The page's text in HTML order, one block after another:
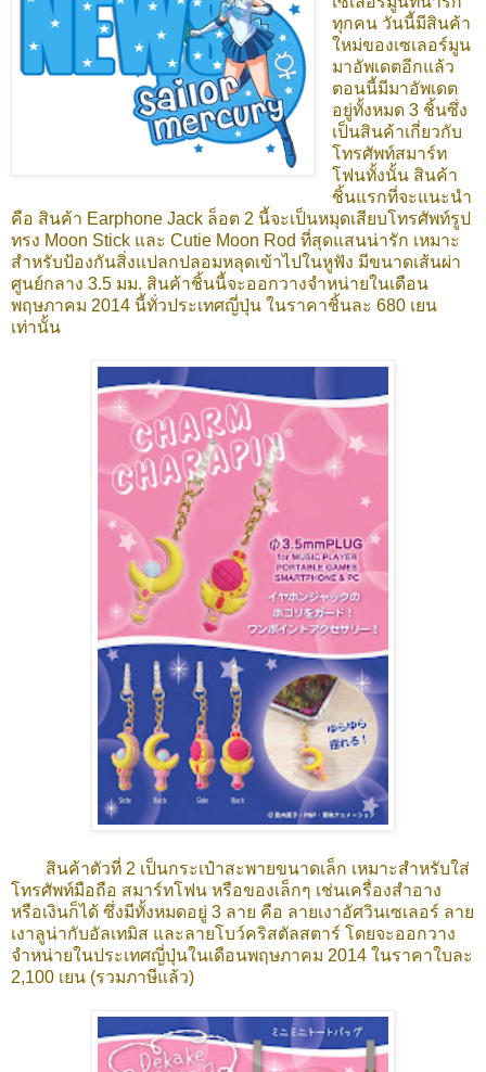
ทุกคน วันนี้มีสินค้า
ใหม่ของเซเลอร์มูน
มาอัพเดตอีกแล้ว
ตอนนี้มีมาอัพเดต
อยู่ทั้งหมด 3 ชิ้นซึ่ง
เป็นสินค้าเกี่ยวกับ
โทรศัพท์สมาร์ท
โฟนทั้งนั้น สินค้า
ชิ้นแรกที่จะแนะนำ
คือ สินค้า Earphone Jack ล็อต 2 นี้จะเป็นหมุดเสียบโทรศัพท์รูป
ทรง Moon Stick และ Cutie Moon Rod ที่สุดแสนน่ารัก เหมาะ
สำหรับป้องกันสิ่งแปลกปลอมหลุดเข้าไปในหูฟัง มีขนาดเส้นผ่า
ศูนย์กลาง 3.5 มม. สินค้าชิ้นนี้จะออกวางจำหน่ายในเดือน
พฤษภาคม 2014 นี้ทั่วประเทศญี่ปุ่น ในราคาชิ้นละ 680 เยน
เท่านั้น
สินค้าตัวที่ 2 เป็นกระเป๋าสะพายขนาดเล็ก เหมาะสำหรับใส่
โทรศัพท์มือถือ สมาร์ทโฟน หรือของเล็กๆ เช่นเครื่องสำอาง
หรือเงินก็ได้ ซึ่งมีทั้งหมดอยู่ 3 ลาย คือ ลายเงาอัศวินเซเลอร์ ลาย
เงาลูน่ากับอัลเทมิส และลายโบว์คริสตัลสตาร์ โดยจะออกวาง
จำหน่ายในประเทศญี่ปุ่นในเดือนพฤษภาคม 2014 ในราคาใบละ
2,100 เยน (รวมภาษีแล้ว)